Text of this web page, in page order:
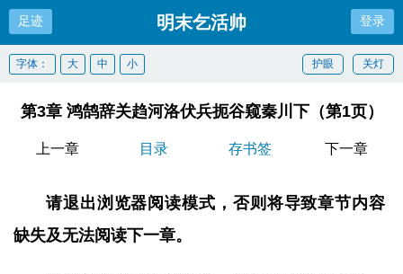
足迹 明末乞活帅 登录
关灯
护眼
字体： 大 中 小
第3章 鸿鹄辞关趋河洛伏兵扼谷窥秦川下（第1页）
上一章 目录 存书签 下一章
请退出浏览器阅读模式，否则将导致章节内容
缺失及无法阅读下一章。